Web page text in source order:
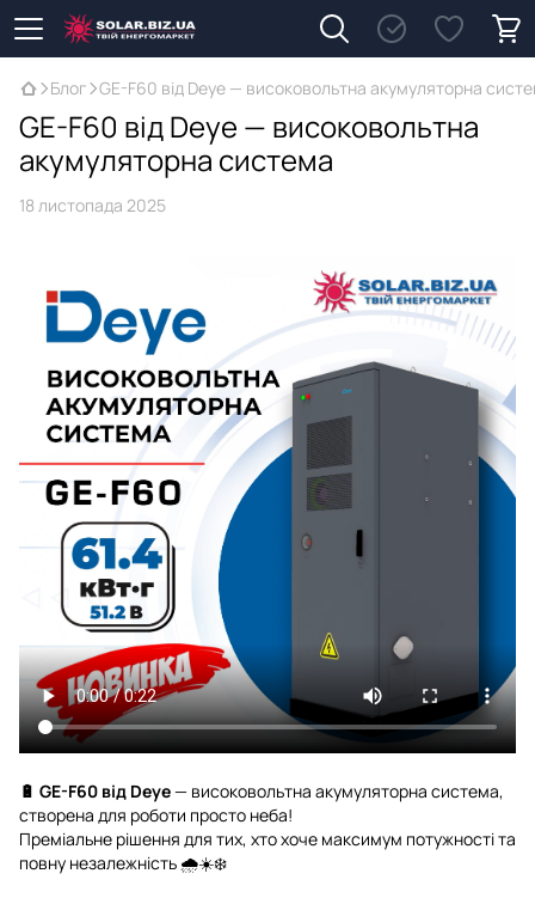
Блог GE-F60 від Deye — високовольтна акумуляторна
GE-F60 від Deye — високовольтна
акумуляторна система
18 листопада 2025
🔋 GE-F60 від Deye— високовольтна акумуляторна система,
створена для роботи просто неба!
Преміальне рішення для тих, хто хоче максимум потужності та
повну незалежність 🌧️☀️❄️